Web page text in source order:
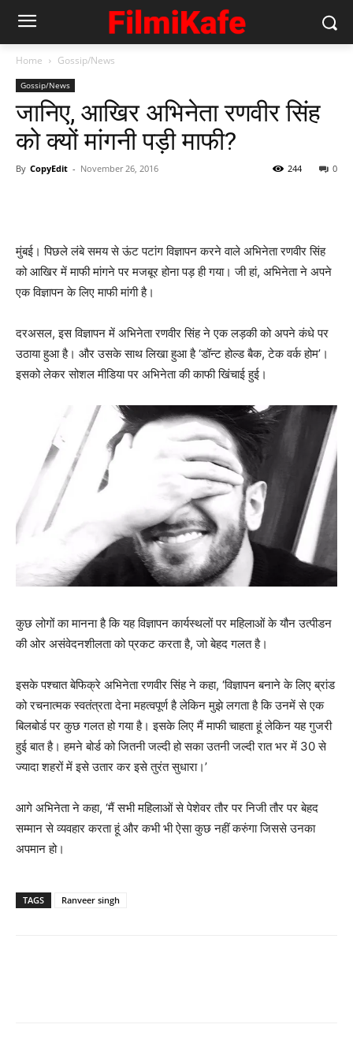
Home Gossip/News
Gossip/News
जानिए, आखिर अभिनेता रणवीर सिंह
को क्‍यों मांगनी पड़ी माफी?
By CopyEdit - November 26, 2016 0
244
मुंबई। पिछले लंबे समय से ऊंट पटांग विज्ञापन करने वाले अभिनेता रणवीर सिंह
को आखिर में माफी मांगने पर मजबूर होना पड़ ही गया। जी हां, अभिनेता ने अपने
एक विज्ञापन के लिए माफी मांगी है।
दरअसल, इस विज्ञापन में अभिनेता रणवीर सिंह ने एक लड़की को अपने कंधे पर
उठाया हुआ है। और उसके साथ लिखा हुआ है ‘डॉन्ट होल्ड बैक, टेक वर्क होम’।
इसको लेकर सोशल मीडिया पर अभिनेता की काफी खिंचाई हुई।
कुछ लोगों का मानना है कि यह विज्ञापन कार्यस्थलों पर महिलाओं के यौन उत्पीडन
की ओर असंवेदनशीलता को प्रकट करता है, जो बेहद गलत है।
इसके पश्‍चात बेफिक्रे अभिनेता रणवीर सिंह ने कहा, ‘विज्ञापन बनाने के लिए ब्रांड
को रचनात्मक स्वतंत्रता देना महत्वपूर्ण है लेकिन मुझे लगता है कि उनमें से एक
बिलबोर्ड पर कुछ गलत हो गया है। इसके लिए मैं माफी चाहता हूं लेकिन यह गुजरी
हुई बात है। हमने बोर्ड को जितनी जल्दी हो सका उतनी जल्दी रात भर में 30 से
ज्यादा शहरों में इसे उतार कर इसे तुरंत सुधारा।’
आगे अभिनेता ने कहा, ‘मैं सभी महिलाओं से पेशेवर तौर पर निजी तौर पर बेहद
सम्मान से व्यवहार करता हूं और कभी भी ऐसा कुछ नहीं करुंगा जिससे उनका
अपमान हो।
TAGS Ranveer singh